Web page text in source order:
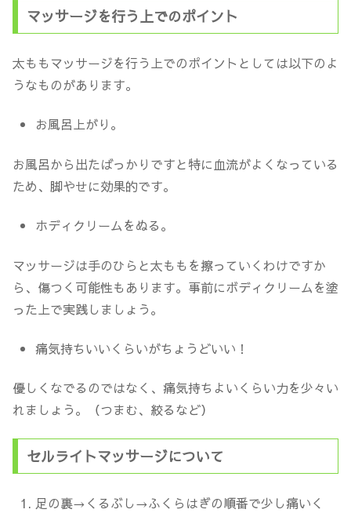
マッサージを行う上でのポイント
太ももマッサージを行う上でのポイントとしては以下のよ
うなものがあります。
お風呂上がり。
お風呂から出たばっかりですと特に血流がよくなっている
ため、脚やせに効果的です。
ホディクリームをぬる。
マッサージは手のひらと太ももを擦っていくわけですか
ら、傷つく可能性もあります。事前にボディクリームを塗
った上で実践しましょう。
痛気持ちいいくらいがちょうどいい！
優しくなでるのではなく、痛気持ちよいくらい力を少々い
れましょう。（つまむ、絞るなど）
セルライトマッサージについて
足の裏→くるぶし→ふくらはぎの順番で少し痛いく